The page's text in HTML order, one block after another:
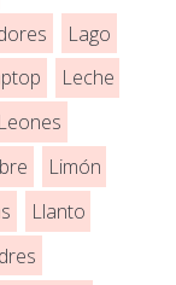
Lago
Leche
Leones
Limón
Llanto